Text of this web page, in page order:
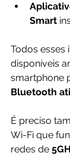
Smart
Todos esses
disponíveis
smartphone
Bluetooth
É preciso
Wi-Fi que
redes de